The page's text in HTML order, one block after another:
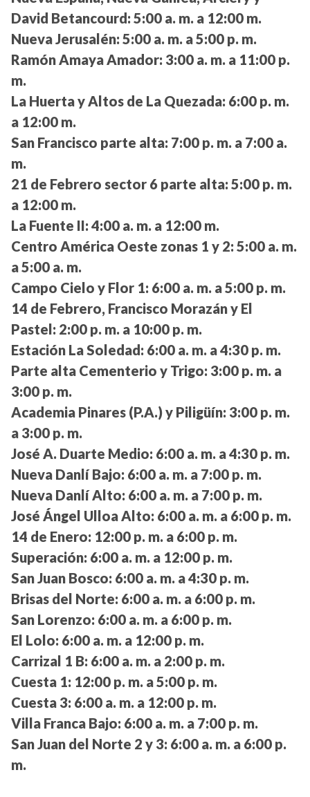
David Betancourd: 5:00 a. m. a 12:00 m.
Nueva Jerusalén: 5:00 a. m. a 5:00 p. m.
Ramón Amaya Amador: 3:00 a. m. a 11:00 p.
m.
La Huerta y Altos de La Quezada: 6:00 p. m.
a 12:00 m.
San Francisco parte alta: 7:00 p. m. a 7:00 a.
m.
21 de Febrero sector 6 parte alta: 5:00 p. m.
a 12:00 m.
La Fuente II: 4:00 a. m. a 12:00 m.
Centro América Oeste zonas 1 y 2: 5:00 a. m.
a 5:00 a. m.
Campo Cielo y Flor 1: 6:00 a. m. a 5:00 p. m.
14 de Febrero, Francisco Morazán y El
Pastel: 2:00 p. m. a 10:00 p. m.
Estación La Soledad: 6:00 a. m. a 4:30 p. m.
Parte alta Cementerio y Trigo: 3:00 p. m. a
3:00 p. m.
Academia Pinares (P.A.) y Piligüín: 3:00 p. m.
a 3:00 p. m.
José A. Duarte Medio: 6:00 a. m. a 4:30 p. m.
Nueva Danlí Bajo: 6:00 a. m. a 7:00 p. m.
Nueva Danlí Alto: 6:00 a. m. a 7:00 p. m.
José Ángel Ulloa Alto: 6:00 a. m. a 6:00 p. m.
14 de Enero: 12:00 p. m. a 6:00 p. m.
Superación: 6:00 a. m. a 12:00 p. m.
San Juan Bosco: 6:00 a. m. a 4:30 p. m.
Brisas del Norte: 6:00 a. m. a 6:00 p. m.
San Lorenzo: 6:00 a. m. a 6:00 p. m.
El Lolo: 6:00 a. m. a 12:00 p. m.
Carrizal 1 B: 6:00 a. m. a 2:00 p. m.
Cuesta 1: 12:00 p. m. a 5:00 p. m.
Cuesta 3: 6:00 a. m. a 12:00 p. m.
Villa Franca Bajo: 6:00 a. m. a 7:00 p. m.
San Juan del Norte 2 y 3: 6:00 a. m. a 6:00 p.
m.